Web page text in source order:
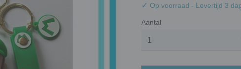
✓ Op voorraad - Levertijd 3
Aantal